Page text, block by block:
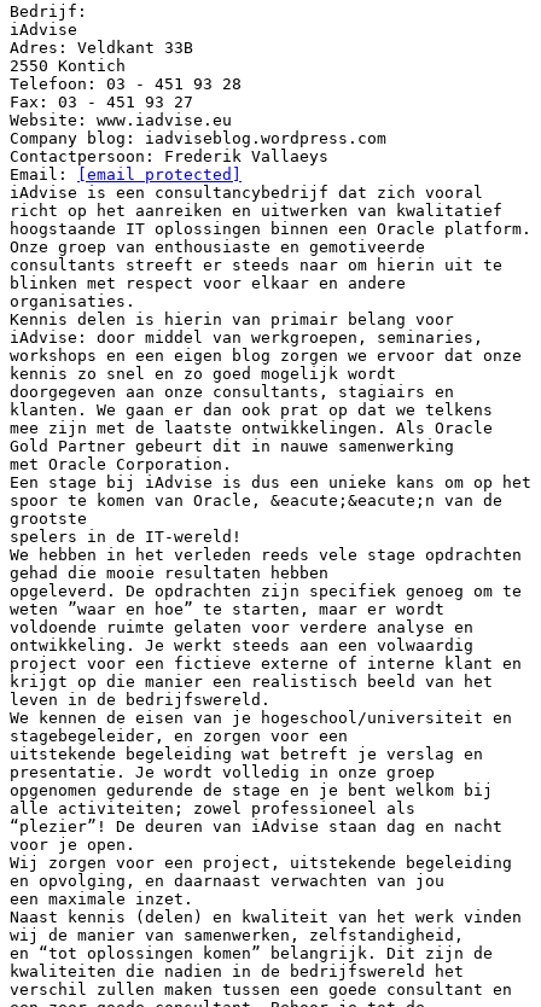
Bedrijf:
iAdvise
Adres: Veldkant 33B
2550 Kontich
Telefoon: 03 - 451 93 28
Fax: 03 - 451 93 27
Website: www.iadvise.eu
Company blog: iadviseblog.wordpress.com
Contactpersoon: Frederik Vallaeys
Email:
[email protected]
iAdvise is een consultancybedrijf dat zich vooral
richt op het aanreiken en uitwerken van kwalitatief
hoogstaande IT oplossingen binnen een Oracle platform.
Onze groep van enthousiaste en gemotiveerde
consultants streeft er steeds naar om hierin uit te
blinken met respect voor elkaar en andere
organisaties.
Kennis delen is hierin van primair belang voor
iAdvise: door middel van werkgroepen, seminaries,
workshops en een eigen blog zorgen we ervoor dat onze
kennis zo snel en zo goed mogelijk wordt
doorgegeven aan onze consultants, stagiairs en
klanten. We gaan er dan ook prat op dat we telkens
mee zijn met de laatste ontwikkelingen. Als Oracle
Gold Partner gebeurt dit in nauwe samenwerking
met Oracle Corporation.
Een stage bij iAdvise is dus een unieke kans om op het
spoor te komen van Oracle, &eacute;&eacute;n van de
grootste
spelers in de IT-wereld!
We hebben in het verleden reeds vele stage opdrachten
gehad die mooie resultaten hebben
opgeleverd. De opdrachten zijn specifiek genoeg om te
weten ”waar en hoe” te starten, maar er wordt
voldoende ruimte gelaten voor verdere analyse en
ontwikkeling. Je werkt steeds aan een volwaardig
project voor een fictieve externe of interne klant en
krijgt op die manier een realistisch beeld van het
leven in de bedrijfswereld.
We kennen de eisen van je hogeschool/universiteit en
stagebegeleider, en zorgen voor een
uitstekende begeleiding wat betreft je verslag en
presentatie. Je wordt volledig in onze groep
opgenomen gedurende de stage en je bent welkom bij
alle activiteiten; zowel professioneel als
“plezier”! De deuren van iAdvise staan dag en nacht
voor je open.
Wij zorgen voor een project, uitstekende begeleiding
en opvolging, en daarnaast verwachten van jou
een maximale inzet.
Naast kennis (delen) en kwaliteit van het werk vinden
wij de manier van samenwerken, zelfstandigheid,
en “tot oplossingen komen” belangrijk. Dit zijn de
kwaliteiten die nadien in de bedrijfswereld het
verschil zullen maken tussen een goede consultant en